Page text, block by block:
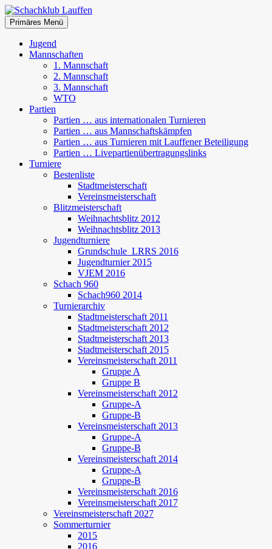
Zum
Inhalt
springen
Schachklub Lauffen
Suchen
Primäres Menü
Jugend
Mannschaften
1. Mannschaft
2. Mannschaft
3. Mannschaft
WTO
Partien
Partien … aus internationalen Turnieren
Partien … aus Mannschaftskämpfen
Partien … aus Turnieren mit Lauffener Beteiligung
Partien … Livepartienübertragungslinks
Turniere
Bestenliste
Stadtmeisterschaft
Vereinsmeisterschaft
Blitzmeisterschaft
Weihnachtsblitz 2012
Weihnachtsblitz 2013
Jugendturniere
Grundschule_LRRS 2016
Jugendturnier 2015
VJEM 2016
Schach 960
Schach960 2014
Turnierarchiv
Stadtmeisterschaft 2011
Stadtmeisterschaft 2012
Stadtmeisterschaft 2013
Stadtmeisterschaft 2015
Vereinsmeisterschaft 2011
Gruppe A
Gruppe B
Vereinsmeisterschaft 2012
Gruppe-A
Gruppe-B
Vereinsmeisterschaft 2013
Gruppe-A
Gruppe-B
Vereinsmeisterschaft 2014
Gruppe-A
Gruppe-B
Vereinsmeisterschaft 2016
Vereinsmeisterschaft 2017
Vereinsmeisterschaft 2027
Sommerturnier
2015
2016